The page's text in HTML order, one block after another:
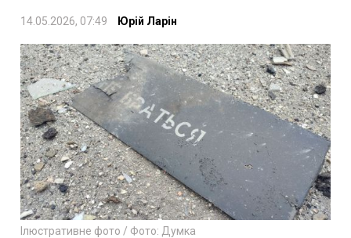
14.05.2026, 07:49 Юрій Ларін
Ілюстративне фото / Фото: Думка